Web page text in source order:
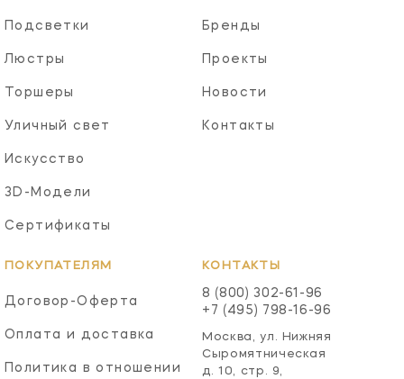
Подсветки
Люстры
Торшеры
Уличный свет
Искусство
3D-Модели
Сертификаты
Бренды
Проекты
Новости
Контакты
ПОКУПАТЕЛЯМ
Договор-Оферта
Оплата и доставка
Политика в отношении
КОНТАКТЫ
8 (800) 302-61-96
+7 (495) 798-16-96
Москва, ул. Нижняя
Сыромятническая
д. 10, стр. 9,